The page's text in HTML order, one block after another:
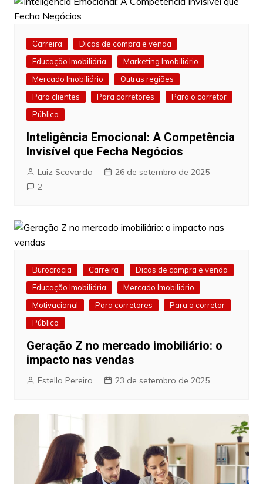
Carreira
Dicas de compra e venda
Educação Imobiliária
Marketing Imobiliário
Mercado Imobiliário
Outras regiões
Para clientes
Para corretores
Para o corretor
Público
Inteligência Emocional: A Competência
Invisível que Fecha Negócios
Luiz Scavarda
26 de setembro de 2025
2
Burocracia Carreira
Dicas de compra e venda
Educação Imobiliária
Mercado Imobiliário
Motivacional
Para corretores
Para o corretor
Público
Geração Z no mercado imobiliário: o
impacto nas vendas
Estella Pereira 23 de setembro de 2025